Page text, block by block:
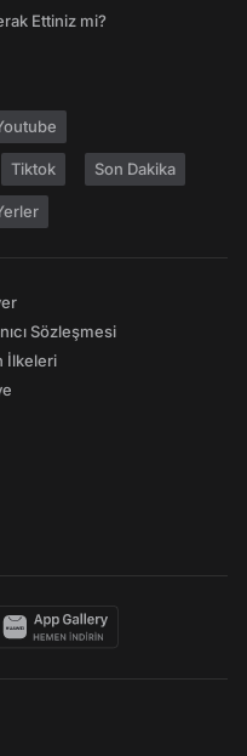
Ettiniz mi?
Tiktok Son Dakika
Sözleşmesi
İlkeleri